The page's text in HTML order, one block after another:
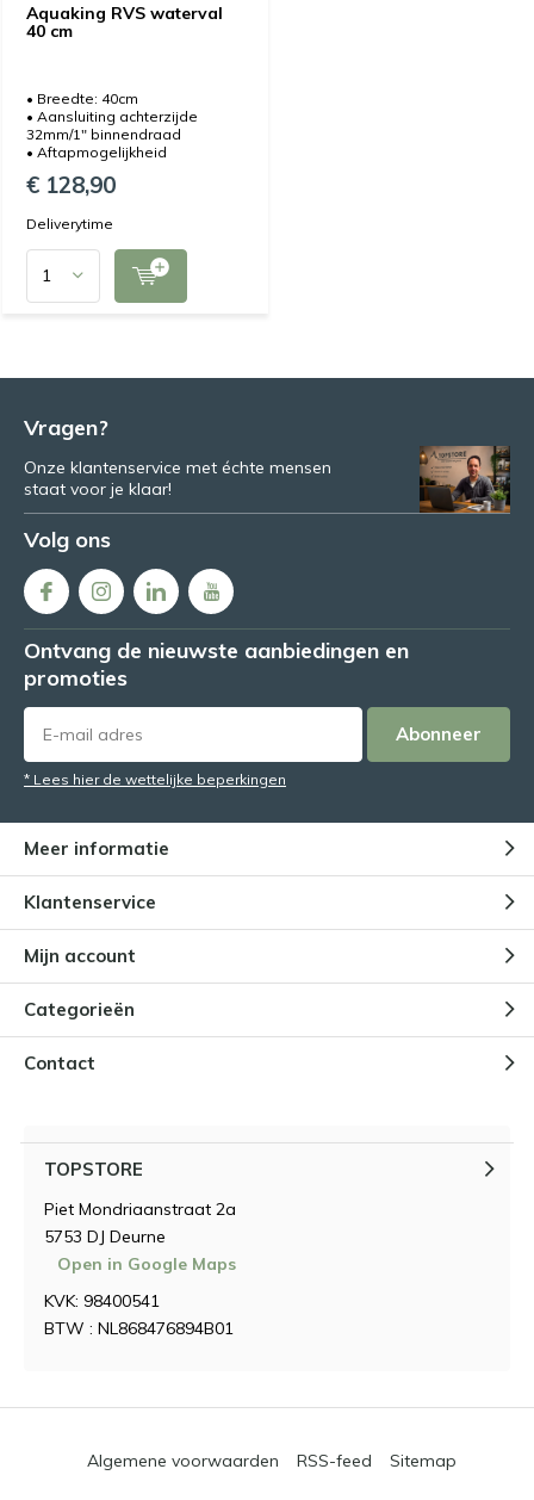
Aquaking RVS waterval
40 cm
• Breedte: 40cm
• Aansluiting achterzijde
32mm/1" binnendraad
• Aftapmogelijkheid
€ 128,90
Deliverytime
Vragen?
Onze klantenservice met échte mensen
staat voor je klaar!
Volg ons
Ontvang de nieuwste aanbiedingen en
promoties
Abonneer
* Lees hier de wettelijke beperkingen
Meer informatie
Klantenservice
Mijn account
Categorieën
Contact
TOPSTORE
Piet Mondriaanstraat 2a
5753 DJ Deurne
Open in Google Maps
KVK: 98400541
BTW : NL868476894B01
Algemene voorwaarden RSS-feed Sitemap